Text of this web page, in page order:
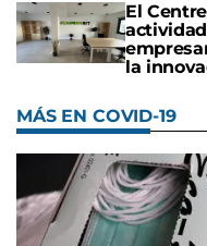
El
la
MÁS EN COVID-19